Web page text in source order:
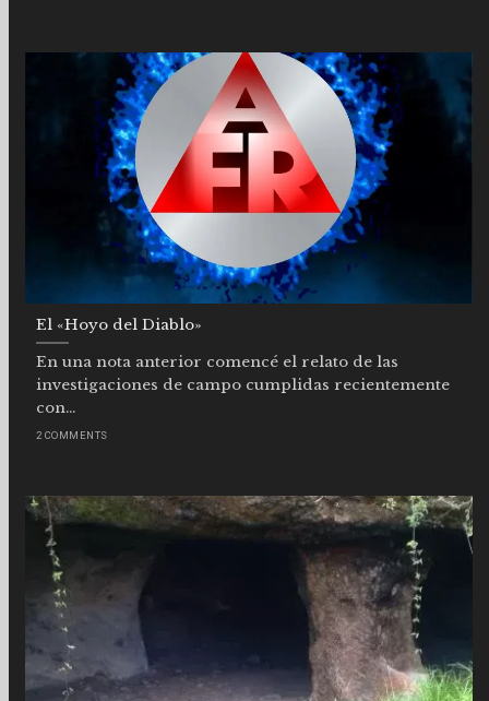
El «Hoyo del Diablo»
En una nota anterior comencé el relato de las
investigaciones de campo cumplidas recientemente
con...
2 COMMENTS